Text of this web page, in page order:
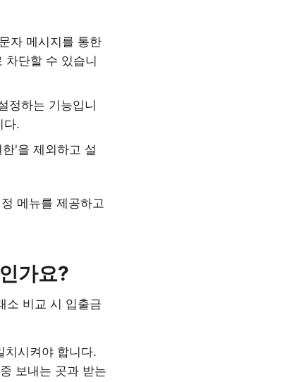
자 메시지를 통한
차단할 수 있습니
정하는 기능입니
다.
'을 제외하고 설
메뉴를 제공하고
가요?
소 비교 시 입출금
치시켜야 합니다.
보내는 곳과 받는